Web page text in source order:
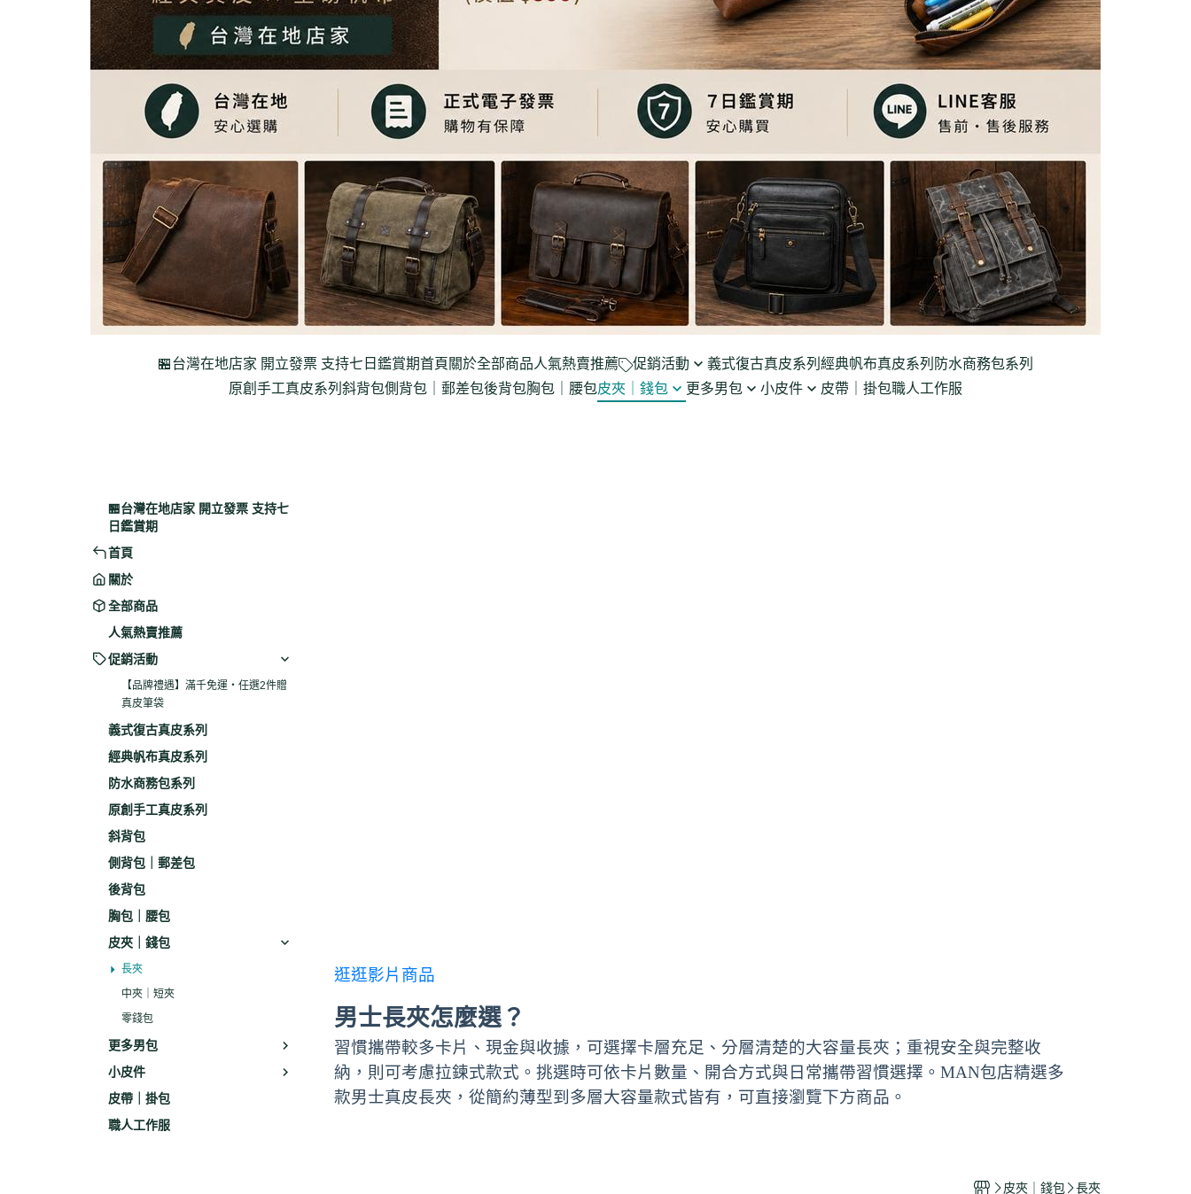
🏪台灣在地店家 開立發票 支持七日鑑賞期首頁 關於全部商品人氣熱賣推薦 促銷活動
【品牌禮遇】滿千免運・任選2
義式復古真皮系列 經典帆布真皮系列 防水商務包系列
原創手工真皮系列 斜背包側背包｜郵差包後背包胸包｜腰包皮夾｜錢包 更多男包 小皮件 皮帶｜掛包職人工作服
🏪台灣在地店家 開立發票 支持七
日鑑賞期
首頁
關於
全部商品
人氣熱賣推薦
促銷活動
【品牌禮遇】滿千免運・任選2件贈
真皮筆袋
義式復古真皮系列
經典帆布真皮系列
防水商務包系列
原創手工真皮系列
斜背包
側背包｜郵差包
後背包
胸包｜腰包
皮夾｜錢包
長夾
中夾｜短夾
零錢包
更多男包
小皮件
皮帶｜掛包
職人工作服
逛逛影片商品
男士長夾怎麼選？
習慣攜帶較多卡片、現金與收據，可選擇卡層充足、分層清楚的大容量長夾；重視安全與完整收
納，則可考慮拉鍊式款式。挑選時可依卡片數量、開合方式與日常攜帶習慣選擇。MAN包店精選多
款男士真皮長夾，從簡約薄型到多層大容量款式皆有，可直接瀏覽下方商品。
皮夾｜錢包 長夾